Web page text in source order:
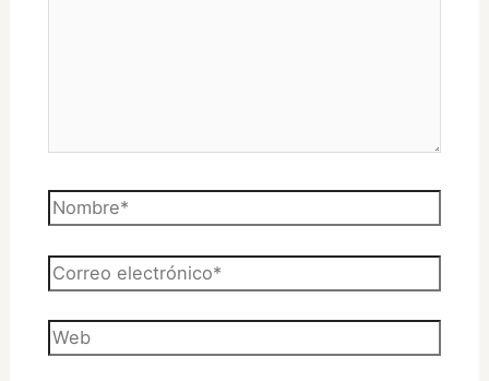
Nombre*
Correo
electrónico*
Web